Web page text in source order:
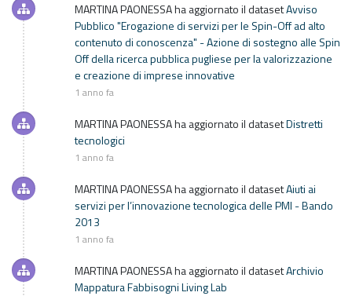
MARTINA PAONESSAha aggiornato il datasetAvviso
Pubblico "Erogazione di servizi per le Spin-Off ad alto
contenuto di conoscenza" - Azione di sostegno alle Spin
Off della ricerca pubblica pugliese per la valorizzazione
e creazione di imprese innovative
1 anno fa
MARTINA PAONESSAha aggiornato il datasetDistretti
tecnologici
1 anno fa
MARTINA PAONESSAha aggiornato il datasetAiuti ai
servizi per l’innovazione tecnologica delle PMI - Bando
2013
1 anno fa
MARTINA PAONESSAha aggiornato il datasetArchivio
Mappatura Fabbisogni Living Lab